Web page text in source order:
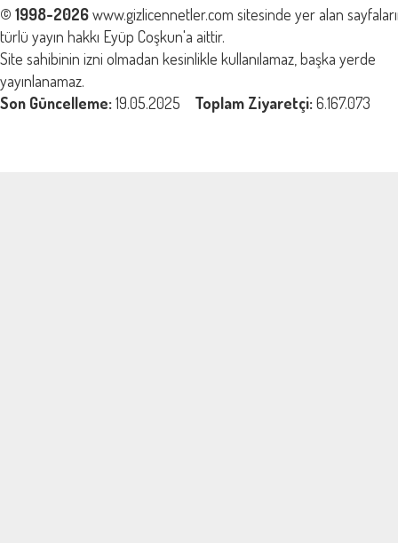
© 1998-2026www.gizlicennetler.com sitesinde yer alan
türlü yayın hakkı Eyüp Coşkun'a aittir.
Site sahibinin izni olmadan kesinlikle kullanılamaz, başka yerde
yayınlanamaz.
Son Güncelleme:19.05.2025 Toplam Ziyaretçi:6.167.073